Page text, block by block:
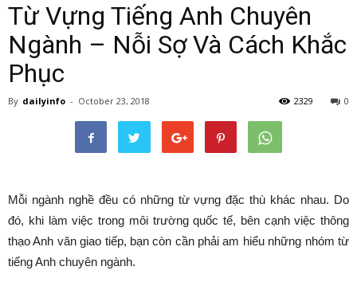
Từ Vựng Tiếng Anh Chuyên
Ngành – Nỗi Sợ Và Cách Khắc
Phục
By dailyinfo - October 23, 2018 0
2329
Mỗi ngành nghề đều có những từ vựng đặc thù khác nhau. Do
đó, khi làm việc trong môi trường quốc tế, bên cạnh việc thông
thạo Anh văn giao tiếp, bạn còn cần phải am hiểu những nhóm từ
tiếng Anh chuyên ngành.